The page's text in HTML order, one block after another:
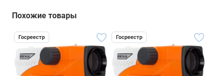
Похожие товары
Госреестр Госреестр